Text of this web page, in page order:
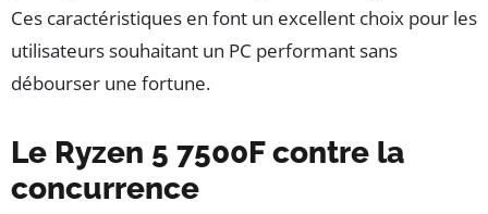
Ces caractéristiques en font un excellent choix pour les
utilisateurs souhaitant un PC performant sans
débourser une fortune.
Le Ryzen 5 7500F contre la
concurrence